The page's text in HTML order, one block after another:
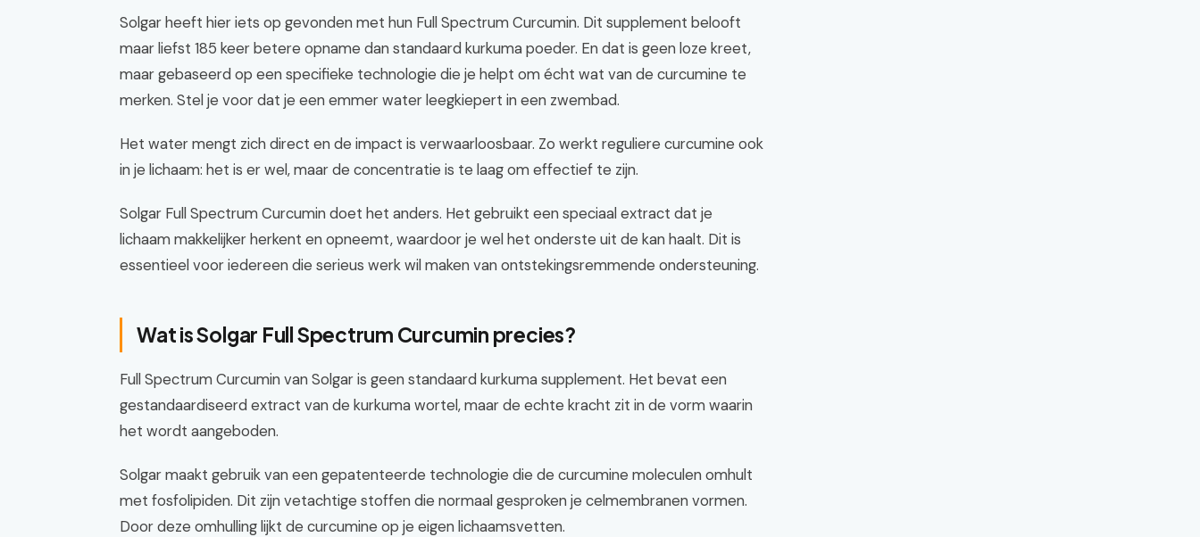
Solgar heeft hier iets op gevonden met hun Full Spectrum Curcumin. Dit supplement belooft
maar liefst 185 keer betere opname dan standaard kurkuma poeder. En dat is geen loze kreet,
maar gebaseerd op een specifieke technologie die je helpt om écht wat van de curcumine te
merken. Stel je voor dat je een emmer water leegkiepert in een zwembad.
Het water mengt zich direct en de impact is verwaarloosbaar. Zo werkt reguliere curcumine ook
in je lichaam: het is er wel, maar de concentratie is te laag om effectief te zijn.
Solgar Full Spectrum Curcumin doet het anders. Het gebruikt een speciaal extract dat je
lichaam makkelijker herkent en opneemt, waardoor je wel het onderste uit de kan haalt. Dit is
essentieel voor iedereen die serieus werk wil maken van ontstekingsremmende ondersteuning.
Wat is Solgar Full Spectrum Curcumin precies?
Full Spectrum Curcumin van Solgar is geen standaard kurkuma supplement. Het bevat een
gestandaardiseerd extract van de kurkuma wortel, maar de echte kracht zit in de vorm waarin
het wordt aangeboden.
Solgar maakt gebruik van een gepatenteerde technologie die de curcumine moleculen omhult
met fosfolipiden. Dit zijn vetachtige stoffen die normaal gesproken je celmembranen vormen.
Door deze omhulling lijkt de curcumine op je eigen lichaamsvetten.